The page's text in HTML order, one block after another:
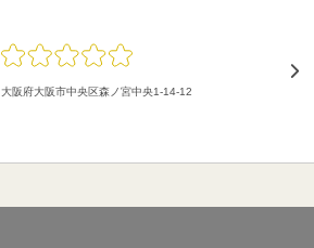
大阪府大阪市中央区森ノ宮中央1-14-12